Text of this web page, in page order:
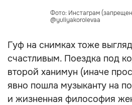
Фото: Инстаграм
@yuliyakorolevaa
Гуф на снимках тоже
счастливым. Поездка под
второй ханимун (иначе
явно пошла музыканту на
и жизненная философия